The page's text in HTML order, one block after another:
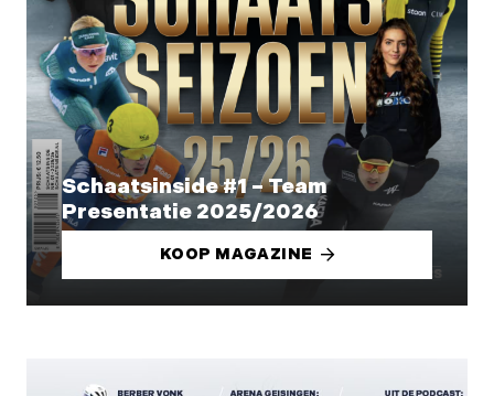
Schaatsinside #1 – Team
Presentatie 2025/2026
KOOP MAGAZINE